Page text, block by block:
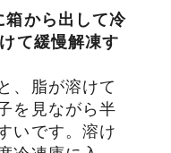
箱から出して冷
て緩慢解凍す
、脂が溶けて
を見ながら半
いです。溶け